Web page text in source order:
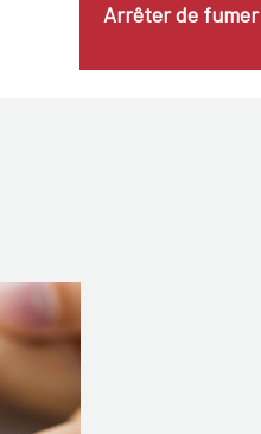
Arrêter de fumer